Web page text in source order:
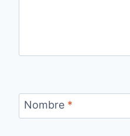
Nombre *